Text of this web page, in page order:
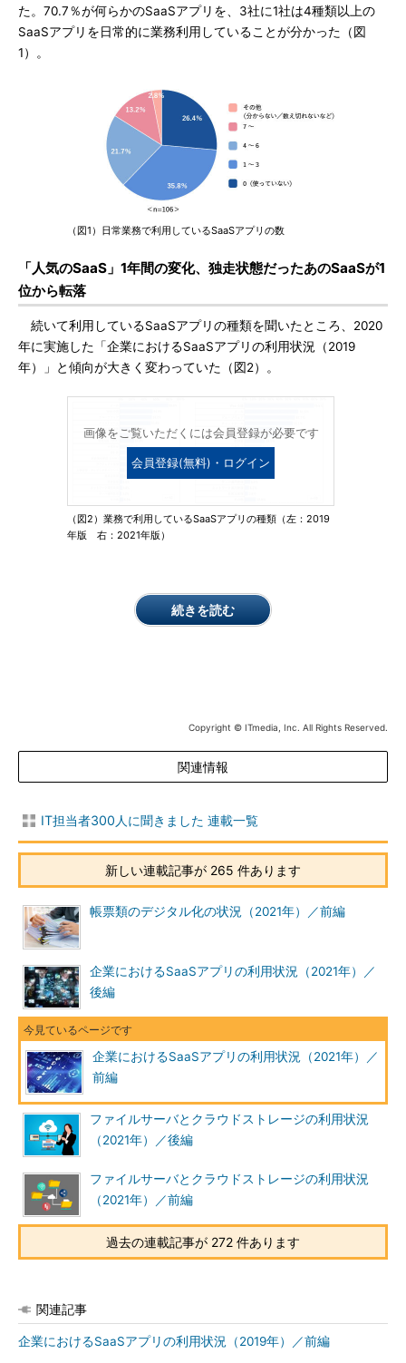
た。70.7％が何らかのSaaSアプリを、3社に1社は4種類以上の
SaaSアプリを日常的に業務利用していることが分かった（図
1）。
（図1）日常業務で利用しているSaaSアプリの数
「人気のSaaS」1年間の変化、独走状態だったあのSaaSが1
位から転落
続いて利用しているSaaSアプリの種類を聞いたところ、2020
年に実施した「企業におけるSaaSアプリの利用状況（2019
年）」と傾向が大きく変わっていた（図2）。
画像をご覧いただくには会員登録が必要です
会員登録(無料)・ログイン
（図2）業務で利用しているSaaSアプリの種類（左：2019
年版 右：2021年版）
続きを読む
Copyright © ITmedia, Inc. All Rights Reserved.
関連情報
IT担当者300人に聞きました 連載一覧
新しい連載記事が 265 件あります
帳票類のデジタル化の状況（2021年）／前編
企業におけるSaaSアプリの利用状況（2021年）／
後編
企業におけるSaaSアプリの利用状況（2021年）／
前編
ファイルサーバとクラウドストレージの利用状況
（2021年）／後編
ファイルサーバとクラウドストレージの利用状況
（2021年）／前編
過去の連載記事が 272 件あります
関連記事
企業におけるSaaSアプリの利用状況（2019年）／前編